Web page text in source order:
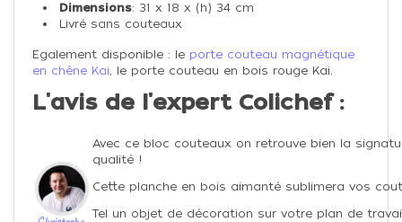
Dimensions: 31 x 18 x (h) 34 cm
Livré sans couteaux
Egalement disponible : le porte couteau magnétique
en chêne Kai, le porte couteau en bois rouge Kai.
L'avis de l'expert Colichef :
Avec ce bloc couteaux on retrouve bien la
qualité !
Cette planche en bois aimanté sublimera vos
Tel un objet de décoration sur votre plan de